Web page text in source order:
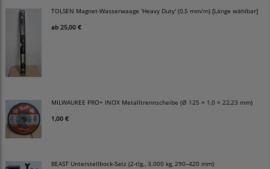
TOLSEN Magnet-Wasserwaage 'Heavy Duty' (0,5 mm/m) [Länge wählbar]
ab 25,00 €
MILWAUKEE PRO+ INOX Metalltrennscheibe (Ø 125 × 1,0 × 22,23 mm)
1,00 €
BEAST Unterstellbock-Satz (2-tlg., 3.000 kg, 290–420 mm)